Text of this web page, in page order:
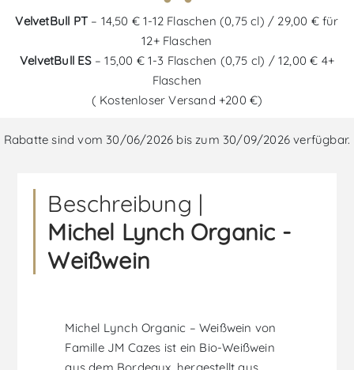
VelvetBull PT – 14,50 € 1-12 Flaschen (0,75 cl) / 29,00 € für
12+ Flaschen
VelvetBull ES– 15,00 € 1-3 Flaschen (0,75 cl) / 12,00 € 4+
Flaschen
( Kostenloser Versand +200 €)
Rabatte sind vom 30/06/2026 bis zum 30/09/2026 verfügbar.
Beschreibung |
Michel Lynch Organic -
Weißwein
Michel Lynch Organic – Weißwein von
Famille JM Cazes ist ein Bio-Weißwein